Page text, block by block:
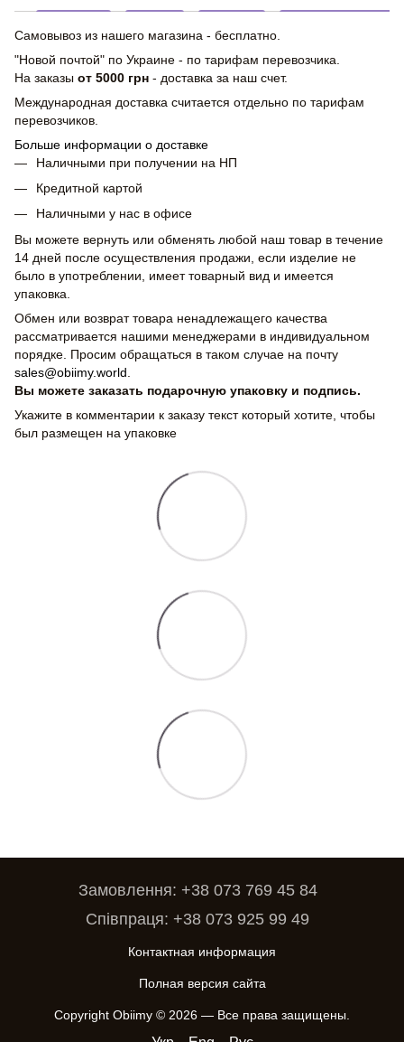
Самовывоз из нашего магазина - бесплатно.
"Новой почтой" по Украине - по тарифам перевозчика.
На заказы от 5000 грн - доставка за наш счет.
Международная доставка считается отдельно по тарифам
перевозчиков.
Больше информации о доставке
Наличными при получении на НП
Кредитной картой
Наличными у нас в офисе
Вы можете вернуть или обменять любой наш товар в течение
14 дней после осуществления продажи, если изделие не
было в употреблении, имеет товарный вид и имеется
упаковка.
Обмен или возврат товара ненадлежащего качества
рассматривается нашими менеджерами в индивидуальном
порядке. Просим обращаться в таком случае на почту
sales@obiimy.world
Вы можете заказать подарочную упаковку и подпись.
Укажите в комментарии к заказу текст который хотите, чтобы
был размещен на упаковке
Замовлення: +38 073 769 45 84
Співпраця: +38 073 925 99 49
Контактная информация
Полная версия сайта
Copyright Obiimy © 2026 — Все права защищены.